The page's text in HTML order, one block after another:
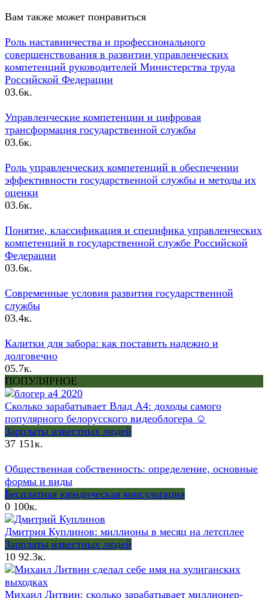
Вам также может понравиться
Роль наставничества и профессионального
совершенствования в развитии управленческих
компетенций руководителей Министерства труда
Российской Федерации
03.6к.
Управленческие компетенции и цифровая
трансформация государственной службы
03.6к.
Роль управленческих компетенций в обеспечении
эффективности государственной службы и методы их
оценки
03.6к.
Понятие, классификация и специфика управленческих
компетенций в государственной службе Российской
Федерации
03.6к.
Современные условия развития государственной
службы
03.4к.
Калитки для забора: как поставить надежно и
долговечно
05.7к.
ПОПУЛЯРНОЕ
Сколько зарабатывает Влад А4: доходы самого
популярного белорусского видеоблогера ☺
Зарплаты известных людей
37 151к.
Общественная собственность: определение, основные
формы и виды
Бесплатная юридическая консультация
0 100к.
Дмитрия Куплинов: миллионы в месяц на летсплее
Зарплаты известных людей
10 92.3к.
Михаил Литвин: сколько зарабатывает миллионер-